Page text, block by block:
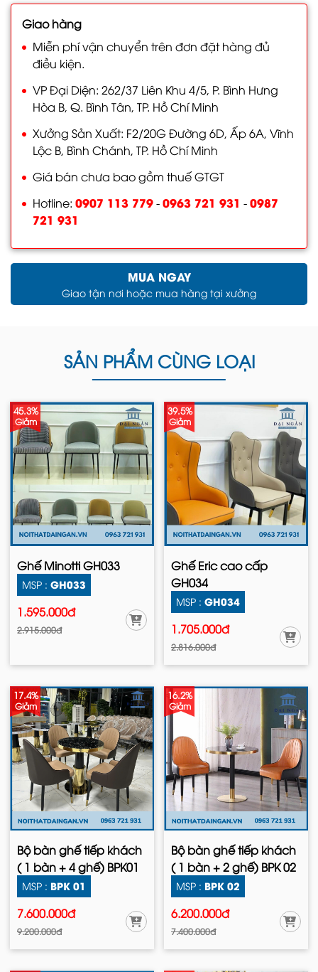
Giao hàng
Miễn phí vận chuyển trên đơn đặt hàng đủ
điều kiện.
VP Đại Diện: 262/37 Liên Khu 4/5, P. Bình Hưng
Hòa B, Q. Bình Tân, TP. Hồ Chí Minh
Xưởng Sản Xuất: F2/20G Đường 6D, Ấp 6A, Vĩnh
Lộc B, Bình Chánh, TP. Hồ Chí Minh
Giá bán chưa bao gồm thuế GTGT
Hotline: 0907 113 779-0963 721 931 -0987
721 931
MUA NGAY
Giao tận nơi hoặc mua hàng tại xưởng
SẢN PHẨM CÙNG LOẠI
45.3%
Giảm
Ghế Minotti GH033
MSP : GH033
1.595.000đ
2.915.000đ
39.5%
Giảm
Ghế Eric cao cấp
GH034
MSP : GH034
1.705.000đ
2.816.000đ
17.4%
Giảm
Bộ bàn ghế tiếp khách
( 1 bàn + 4 ghế) BPK01
MSP : BPK 01
7.600.000đ
9.200.000đ
16.2%
Giảm
Bộ bàn ghế tiếp khách
( 1 bàn + 2 ghế) BPK 02
MSP : BPK 02
6.200.000đ
7.400.000đ